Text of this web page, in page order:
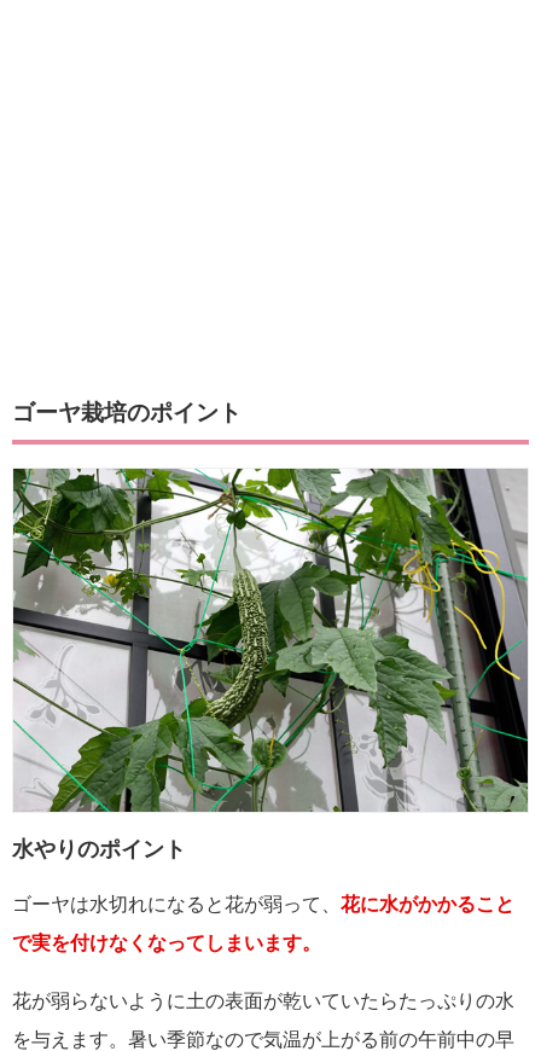
ゴーヤ栽培のポイント
水やりのポイント
ゴーヤは水切れになると花が弱って、 花に水がかかること
で実を付けなくなってしまいます。
花が弱らないように土の表面が乾いていたらたっぷりの水
を与えます。暑い季節なので気温が上がる前の午前中の早